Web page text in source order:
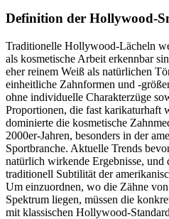
Definition der Hollywood-
Traditionelle Hollywood-Lächeln
als kosmetische Arbeit erkennbar
eher reinem Weiß als natürlichen
einheitliche Zahnformen und -
ohne individuelle Charakterzüge
Proportionen, die fast karikaturhaft
dominierte die kosmetische
2000er-Jahren, besonders in der
Sportbranche. Aktuelle Trends
natürlich wirkende Ergebnisse, und
traditionell Subtilität der
Um einzuordnen, wo die Zähne
Spektrum liegen, müssen die
mit klassischen Hollywood-